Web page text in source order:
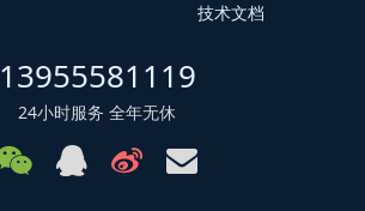
技术文档
13955581119
24小时服务 全年无休